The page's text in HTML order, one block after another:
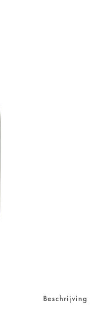
Beschrijving